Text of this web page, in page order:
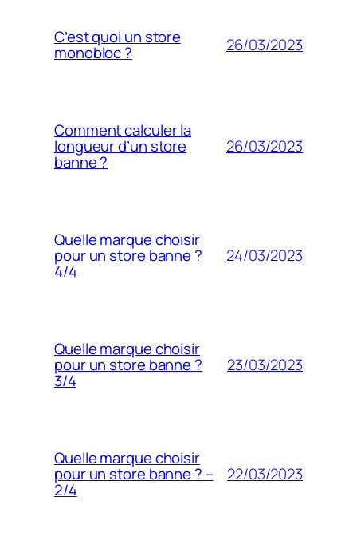
C’est quoi un store
monobloc ? 26/03/2023
Comment calculer la
longueur d’un store
banne ?
26/03/2023
Quelle marque choisir
pour un store banne ?
4/4
24/03/2023
Quelle marque choisir
pour un store banne ?
3/4
23/03/2023
Quelle marque choisir
pour un store banne ? –
2/4
22/03/2023